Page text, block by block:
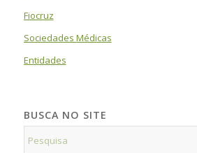
Fiocruz
Sociedades Médicas
Entidades
BUSCA NO SITE